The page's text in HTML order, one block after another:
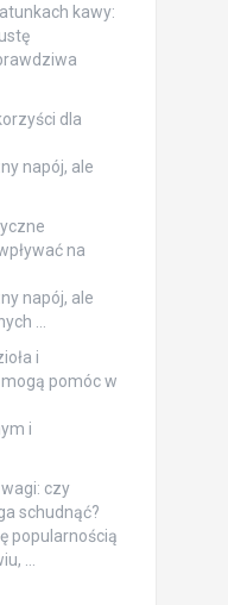
kawy:
dla
napój, ale
na
napój, ale
…
i
pomóc w
i
czy
schudnąć?
popularnością
…